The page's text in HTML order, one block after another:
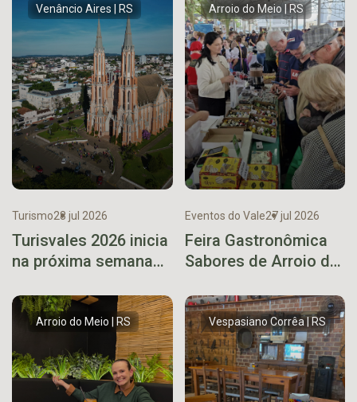
maior cuia de
chimarrão do Brasil
ministro
Venâncio Aires | RS
Turismo28 jul 2026
Turisvales 2026 inicia
na próxima semana
negócios e seminário
para o trade turístico
Arroio do Meio | RS
Eventos do Vale27 jul 2026
Feira Gastronômica
Sabores de Arroio do
expectativas e
encerra 7ª edição
com sucesso de
público e vendas
Arroio do Meio | RS Vespasiano Corrêa | RS